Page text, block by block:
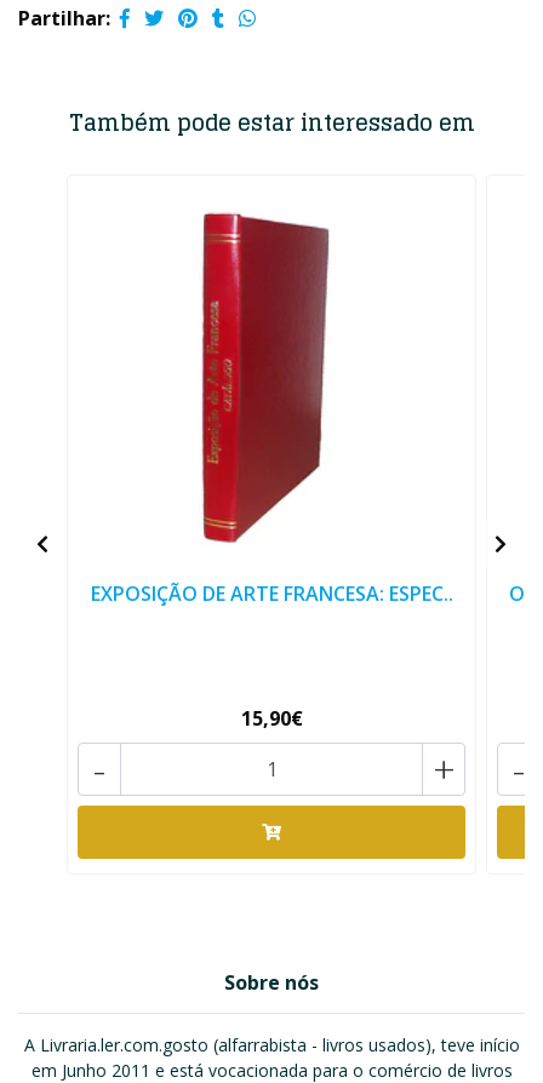
Partilhar:
Também pode estar interessado em
EXPOSIÇÃO DE ARTE FRANCESA: ESPEC..
15,90€
+
-
O
-
Sobre nós
A Livraria.ler.com.gosto (alfarrabista - livros usados), teve início
em Junho 2011 e está vocacionada para o comércio de livros